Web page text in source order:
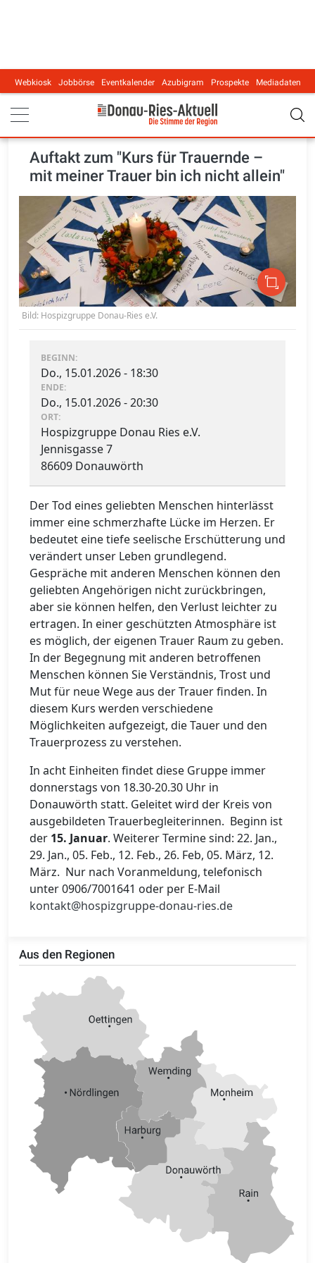
Main navigation
Webkiosk Jobbörse Eventkalender Azubigram Prospekte Mediadaten
Auftakt zum "Kurs für Trauernde –
mit meiner Trauer bin ich nicht allein"
Bild: Hospizgruppe Donau-Ries e.V.
BEGINN:
Do., 15.01.2026 - 18:30
ENDE:
Do., 15.01.2026 - 20:30
ORT:
Hospizgruppe Donau Ries e.V.
Jennisgasse 7
86609 Donauwörth
Der Tod eines geliebten Menschen hinterlässt
immer eine schmerzhafte Lücke im Herzen. Er
bedeutet eine tiefe seelische Erschütterung und
verändert unser Leben grundlegend.
Gespräche mit anderen Menschen können den
geliebten Angehörigen nicht zurückbringen,
aber sie können helfen, den Verlust leichter zu
ertragen. In einer geschützten Atmosphäre ist
es möglich, der eigenen Trauer Raum zu geben.
In der Begegnung mit anderen betroffenen
Menschen können Sie Verständnis, Trost und
Mut für neue Wege aus der Trauer finden. In
diesem Kurs werden verschiedene
Möglichkeiten aufgezeigt, die Tauer und den
Trauerprozess zu verstehen.
In acht Einheiten findet diese Gruppe immer
donnerstags von 18.30-20.30 Uhr in
Donauwörth statt. Geleitet wird der Kreis von
ausgebildeten Trauerbegleiterinnen. Beginn ist
der 15. Januar. Weiterer Termine sind: 22. Jan.,
29. Jan., 05. Feb., 12. Feb., 26. Feb, 05. März, 12.
März. Nur nach Voranmeldung, telefonisch
unter 0906/7001641 oder per E-Mail
kontakt@hospizgruppe-donau-ries.de
Aus den Regionen